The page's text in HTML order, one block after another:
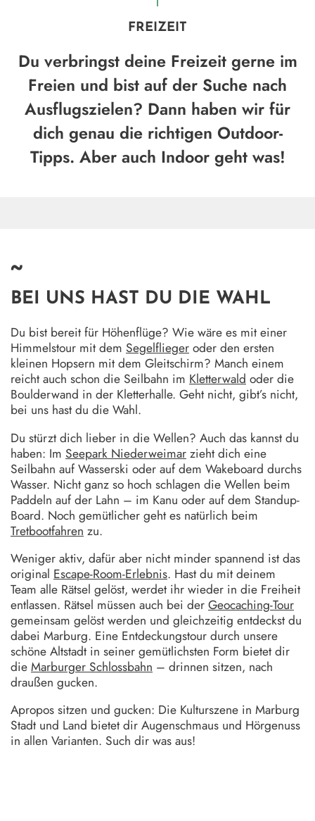
FREIZEIT
Du verbringst deine Freizeit gerne im
Freien und bist auf der Suche nach
Ausflugszielen? Dann haben wir für
dich genau die richtigen Outdoor-
Tipps. Aber auch Indoor geht was!
~
BEI UNS HAST DU DIE WAHL
Du bist bereit für Höhenflüge? Wie wäre es mit einer
Himmelstour mit dem Segelfliegeroder den ersten
kleinen Hopsern mit dem Gleitschirm? Manch einem
reicht auch schon die Seilbahn im Kletterwaldoder die
Boulderwand in der Kletterhalle. Geht nicht, gibt’s nicht,
bei uns hast du die Wahl.
Du stürzt dich lieber in die Wellen? Auch das kannst du
haben: Im Seepark Niederweimarzieht dich eine
Seilbahn auf Wasserski oder auf dem Wakeboard durchs
Wasser. Nicht ganz so hoch schlagen die Wellen beim
Paddeln auf der Lahn – im Kanu oder auf dem Standup-
Board. Noch gemütlicher geht es natürlich beim
Tretbootfahren zu.
Weniger aktiv, dafür aber nicht minder spannend ist das
original Escape-Room-Erlebnis. Hast du mit deinem
Team alle Rätsel gelöst, werdet ihr wieder in die Freiheit
entlassen. Rätsel müssen auch bei derGeocaching-Tour
gemeinsam gelöst werden und gleichzeitig entdeckst du
dabei Marburg. Eine Entdeckungstour durch unsere
schöne Altstadt in seiner gemütlichsten Form bietet dir
dieMarburger Schlossbahn – drinnen sitzen, nach
draußen gucken.
Apropos sitzen und gucken: Die Kulturszene in Marburg
Stadt und Land bietet dir Augenschmaus und Hörgenuss
in allen Varianten. Such dir was aus!